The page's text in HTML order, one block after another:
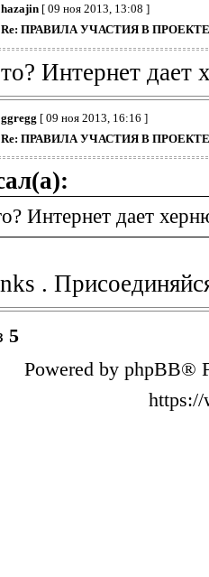
hazajin[ 09 ноя 2013, 13:08 ]
Re: ПРАВИЛА УЧАСТИЯ В
Интернет дает
ggregg [ 09 ноя 2013, 16:16 ]
Re: ПРАВИЛА УЧАСТИЯ В
Интернет дает
.
5
Powered by phpBB®
https://